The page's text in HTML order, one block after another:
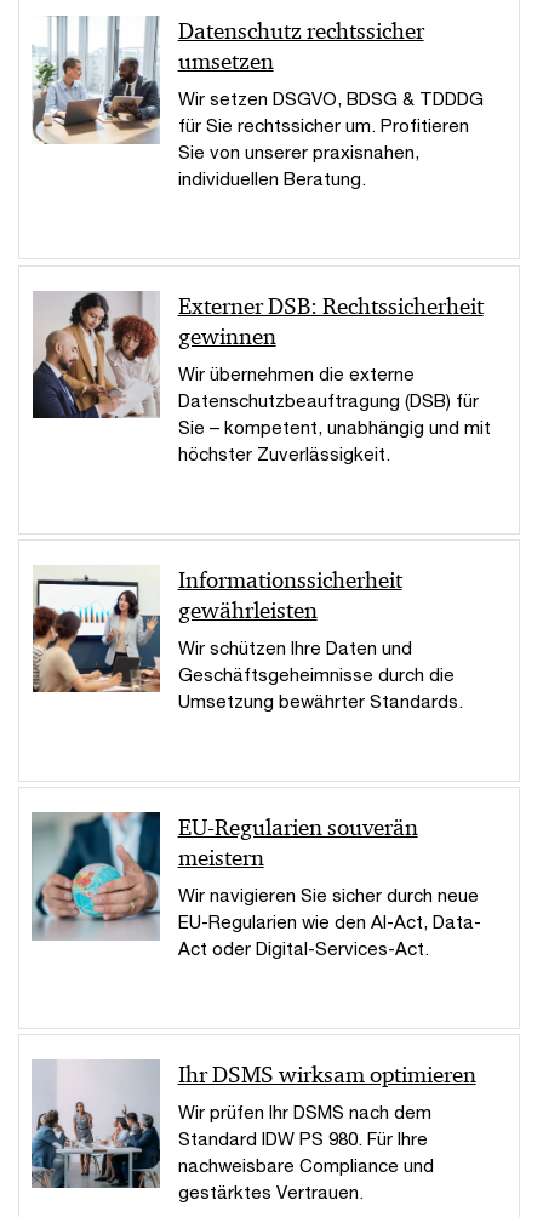
Datenschutz rechtssicher
umsetzen
Wir setzen DSGVO, BDSG & TDDDG
für Sie rechtssicher um. Profitieren
Sie von unserer praxisnahen,
individuellen Beratung.
Externer DSB: Rechtssicherheit
gewinnen
Wir übernehmen die externe
Datenschutzbeauftragung (DSB) für
Sie – kompetent, unabhängig und mit
höchster Zuverlässigkeit.
Informationssicherheit
gewährleisten
Wir schützen Ihre Daten und
Geschäftsgeheimnisse durch die
Umsetzung bewährter Standards.
EU-Regularien souverän
meistern
Wir navigieren Sie sicher durch neue
EU-Regularien wie den AI-Act, Data-
Act oder Digital-Services-Act.
Ihr DSMS wirksam optimieren
Wir prüfen Ihr DSMS nach dem
Standard IDW PS 980. Für Ihre
nachweisbare Compliance und
gestärktes Vertrauen.